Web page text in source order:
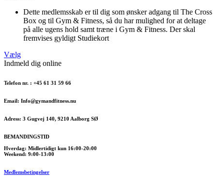
Dette medlemsskab er til dig som ønsker adgang til The Cross
Box og til Gym & Fitness, så du har mulighed for at deltage
på alle ugens hold samt træne i Gym & Fitness. Der skal
fremvises gyldigt Studiekort
Vælg
Indmeld dig online
Telefon nr. : +45 61 31 59 66
Email: Info@gymandfitness.nu
Adress: 3 Gugvej 140, 9210 Aalborg SØ
BEMANDINGSTID
Hverdag: Midlertidigt kun 16:00-20:00
Weekend: 9:00-13:00
Medlemsbetingelser